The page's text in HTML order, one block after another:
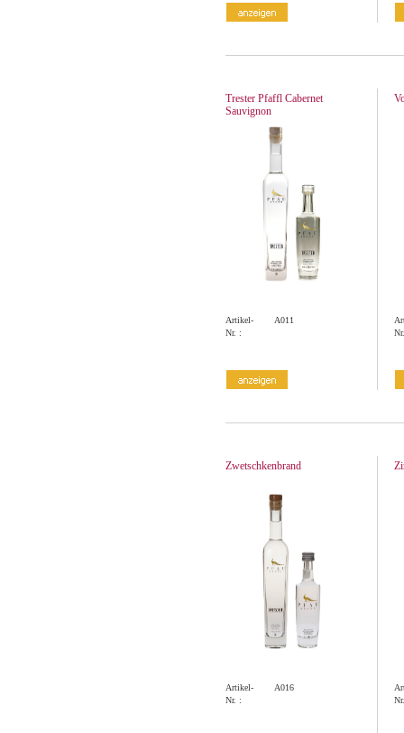
Trester Pfaffl Cabernet
Sauvignon
Artikel-
Nr. :
A011
Zwetschkenbrand
Artikel-
Nr. :
A016